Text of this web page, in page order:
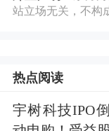
盘价为
管理，今年
模块、PCB
站立场无关，不构
热点阅读
宇树科技IPO